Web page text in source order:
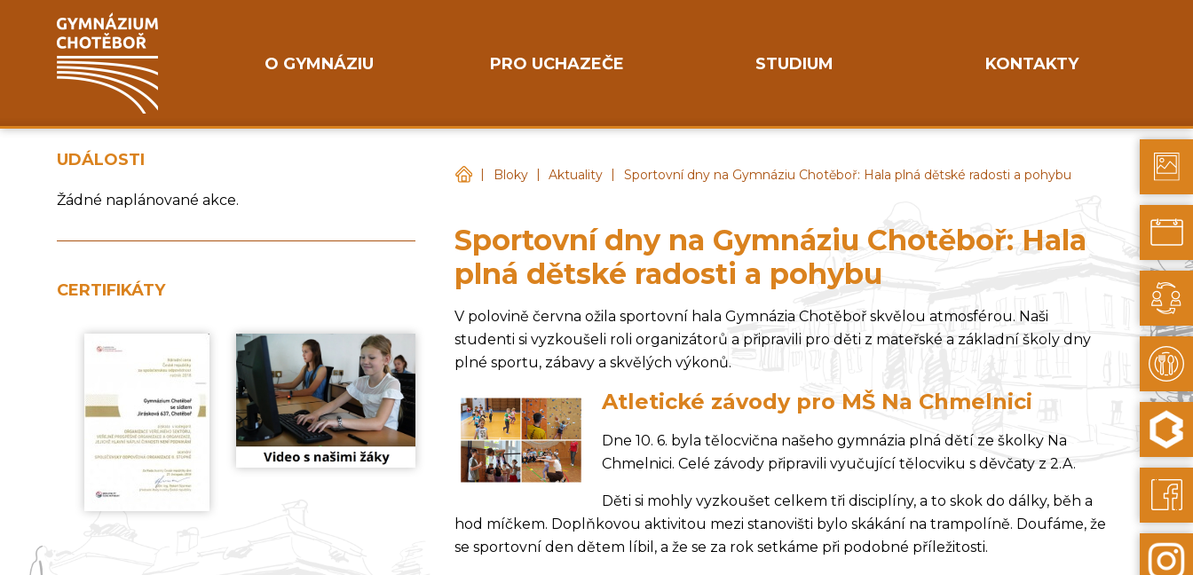
O GYMNÁZIU PRO UCHAZEČE STUDIUM KONTAKTY
Gymnázium Chotěboř
| Bloky | Aktuality | Sportovní dny na Gymnáziu Chotěboř: Hala plná dětské radosti a pohybu
Sportovní dny na Gymnáziu Chotěboř: Hala
plná dětské radosti a pohybu
V polovině června ožila sportovní hala Gymnázia Chotěboř skvělou atmosférou. Naši
studenti si vyzkoušeli roli organizátorů a připravili pro děti z mateřské a základní školy dny
plné sportu, zábavy a skvělých výkonů.
Atletické závody pro MŠ Na Chmelnici
Dne 10. 6. byla tělocvična našeho gymnázia plná dětí ze školky Na
Chmelnici. Celé závody připravili vyučující tělocviku s děvčaty z 2.A.
Děti si mohly vyzkoušet celkem tři disciplíny, a to skok do dálky, běh a
hod míčkem. Doplňkovou aktivitou mezi stanovišti bylo skákání na trampolíně. Doufáme, že
se sportovní den dětem líbil, a že se za rok setkáme při podobné příležitosti.
UDÁLOSTI
Žádné naplánované akce.
CERTIFIKÁTY